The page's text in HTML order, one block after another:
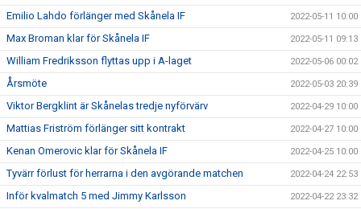
Emilio Lahdo förlänger med Skånela IF 2022-05-11 10:00
Max Broman klar för Skånela IF 2022-05-11 09:13
William Fredriksson flyttas upp i A-laget 2022-05-06 00:02
Årsmöte 2022-05-03 20:39
Viktor Bergklint är Skånelas tredje nyförvärv 2022-04-29 10:00
Mattias Friström förlänger sitt kontrakt 2022-04-27 10:00
Kenan Omerovic klar för Skånela IF 2022-04-25 10:00
Tyvärr förlust för herrarna i den avgörande matchen 2022-04-24 22:53
Inför kvalmatch 5 med Jimmy Karlsson 2022-04-22 23:32